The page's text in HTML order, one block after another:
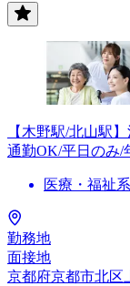
【木野駅/北山駅
通勤OK/平日のみ/
医療・福祉系
勤務地
面接地
京都府京都市北区